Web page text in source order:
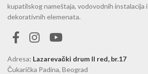
kupatilskog nameštaja, vodovodnih instalacija i
dekorativnih elemenata.
Adresa: Lazarevački drum II red, br.17
Čukarička Padina, Beograd